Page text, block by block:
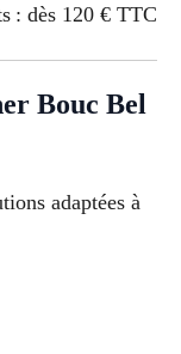
: dès 120 € TTC
Bouc Bel
adaptées à